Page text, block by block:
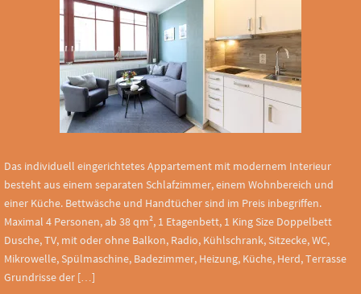
Das individuell eingerichtetes Appartement mit modernem Interieur
besteht aus einem separaten Schlafzimmer, einem Wohnbereich und
einer Küche. Bettwäsche und Handtücher sind im Preis inbegriffen.
Maximal 4 Personen, ab 38 qm², 1 Etagenbett, 1 King Size Doppelbett
Dusche, TV, mit oder ohne Balkon, Radio, Kühlschrank, Sitzecke, WC,
Mikrowelle, Spülmaschine, Badezimmer, Heizung, Küche, Herd, Terrasse
Grundrisse der […]